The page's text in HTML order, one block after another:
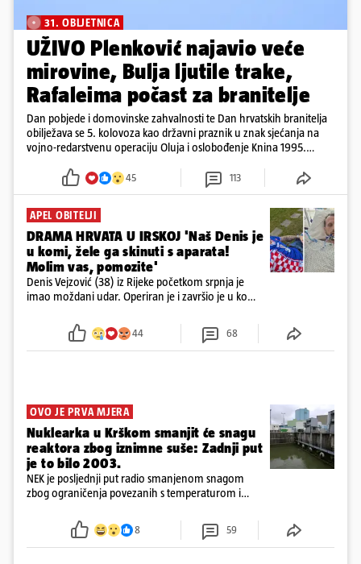
31. OBLJETNICA
UŽIVO Plenković najavio veće
mirovine, Bulja ljutile trake,
Rafaleima počast za branitelje
Dan pobjede i domovinske zahvalnosti te Dan hrvatskih branitelja
obilježava se 5. kolovoza kao državni praznik u znak sjećanja na
vojno-redarstvenu operaciju Oluja i oslobođenje Knina 1995.
45 113
APEL OBITELJI
DRAMA HRVATA U IRSKOJ 'Naš Denis je
u komi, žele ga skinuti s aparata!
Molim vas, pomozite'
Denis Vejzović (38) iz Rijeke početkom srpnja je
imao moždani udar. Operiran je i završio je u komi.
tamošnji liječnici ne vjeruju u oporavak: 'Imamo
44 68
OVO JE PRVA MJERA
Nuklearka u Krškom smanjit će snagu
reaktora zbog iznimne suše: Zadnji put
je to bilo 2003.
NEK je posljednji put radio smanjenom snagom
zbog ograničenja povezanih s temperaturom i
smanjenje snage bilo potrebno više od 90 dana.
8 59